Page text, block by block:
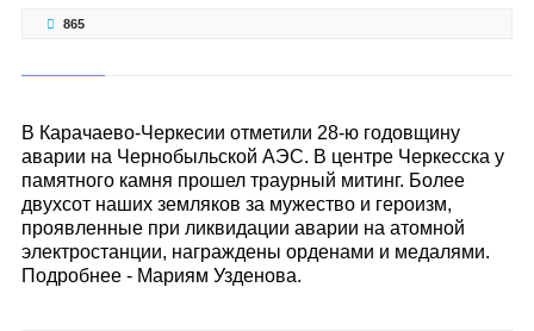
865
В Карачаево-Черкесии отметили 28-ю годовщину
аварии на Чернобыльской АЭС. В центре Черкесска у
памятного камня прошел траурный митинг. Более
двухсот наших земляков за мужество и героизм,
проявленные при ликвидации аварии на атомной
электростанции, награждены орденами и медалями.
Подробнее - Мариям Узденова.